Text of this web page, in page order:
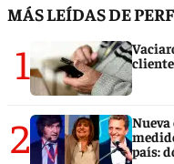
MÁS LEÍDAS DE
1
2
país: